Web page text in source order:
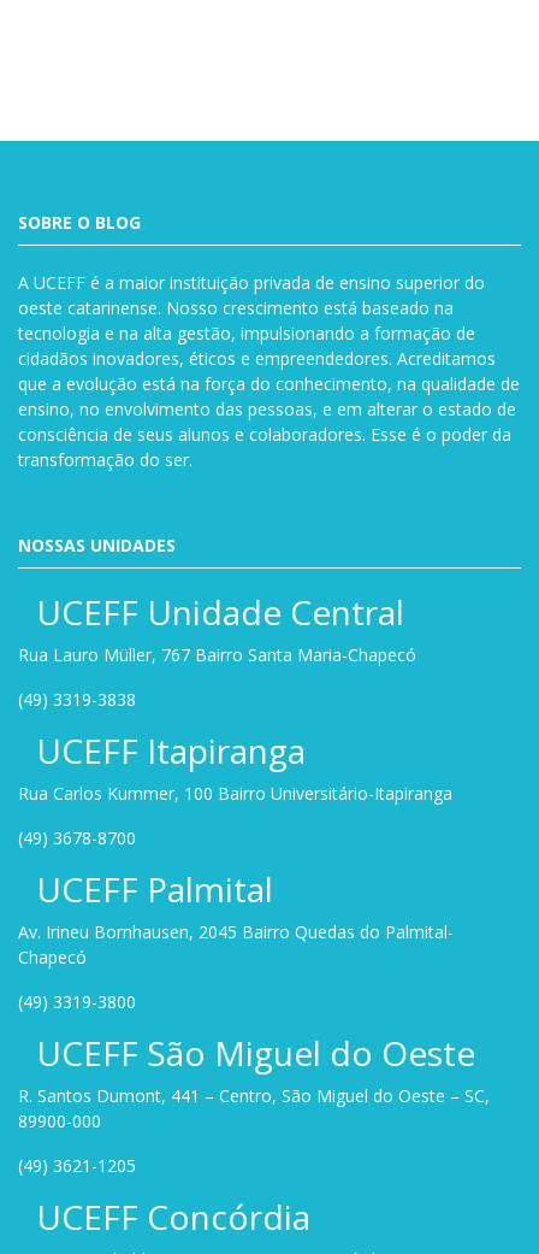
SOBRE O BLOG
A UCEFF é a maior instituição privada de ensino superior do
oeste catarinense. Nosso crescimento está baseado na
tecnologia e na alta gestão, impulsionando a formação de
cidadãos inovadores, éticos e empreendedores. Acreditamos
que a evolução está na força do conhecimento, na qualidade de
ensino, no envolvimento das pessoas, e em alterar o estado de
consciência de seus alunos e colaboradores. Esse é o poder da
transformação do ser.
NOSSAS UNIDADES
UCEFF Unidade Central
Rua Lauro Müller, 767 Bairro Santa Maria-Chapecó
(49) 3319-3838
UCEFF Itapiranga
Rua Carlos Kummer, 100 Bairro Universitário-Itapiranga
(49) 3678-8700
UCEFF Palmital
Av. Irineu Bornhausen, 2045 Bairro Quedas do Palmital-
Chapecó
(49) 3319-3800
UCEFF São Miguel do Oeste
R. Santos Dumont, 441 – Centro, São Miguel do Oeste – SC,
89900-000
(49) 3621-1205
UCEFF Concórdia